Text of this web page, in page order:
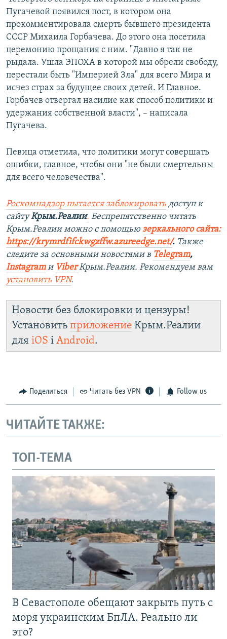
Пугачевой появился пост, в котором она
прокомментировала смерть бывшего президента
СССР Михаила Горбачева. До этого она посетила
церемонию прощания с ним. "Давно я так не
рыдала. Ушла ЭПОХА в которой мы обрели свободу,
перестали быть "Империей Зла" для всего Мира и
исчез страх за будущее своих детей. И Главное.
Горбачев отвергал насилие как способ политики и
удержания собственной власти", – написала
Пугачева.
Певица отметила, что политики могут совершать
ошибки, главное, чтобы они "не были смертельны
для всего человечества".
Роскомнадзор пытается заблокировать доступ к
сайтуКрым.Реалии. Беспрепятственно читать
Крым.Реалии можно с помощью зеркального сайта:
https://krymrdfifckwgzffw.azureedge.net/. ​ Также
следите за основными новостями в Telegram,
Instagram и ViberКрым.Реалии. Рекомендуем вам
установить VPN.
Новости без блокировки и цензуры!
Установить приложение Крым.Реалии
для iOS і Android.
Поделиться Читать без VPN Follow us
ЧИТАЙТЕ ТАКЖЕ:
ТОП-ТЕМА
В Севастополе обещают закрыть путь с
моря украинским БпЛА. Реально ли
это?